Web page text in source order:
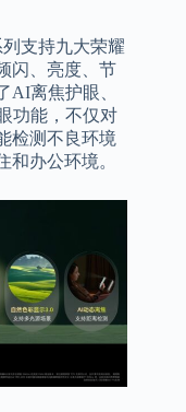
支持九大荣耀
闪、亮度、节
AI离焦护眼、
功能，不仅对
检测不良环境
办公环境。